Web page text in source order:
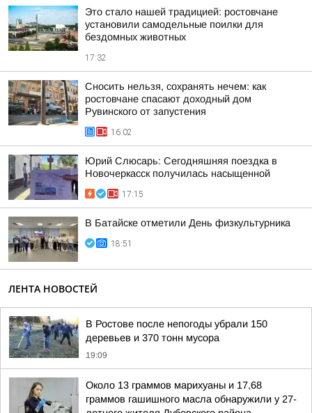
Это стало нашей традицией: ростовчане
установили самодельные поилки для
бездомных животных
17:32
Сносить нельзя, сохранять нечем: как
ростовчане спасают доходный дом
Рувинского от запустения
16:02
Юрий Слюсарь: Сегодняшняя поездка в
Новочеркасск получилась насыщенной
17:15
В Батайске отметили День физкультурника
18:51
ЛЕНТА НОВОСТЕЙ
В Ростове после непогоды убрали 150
деревьев и 370 тонн мусора
19:09
Около 13 граммов марихуаны и 17,68
граммов гашишного масла обнаружили у 27-